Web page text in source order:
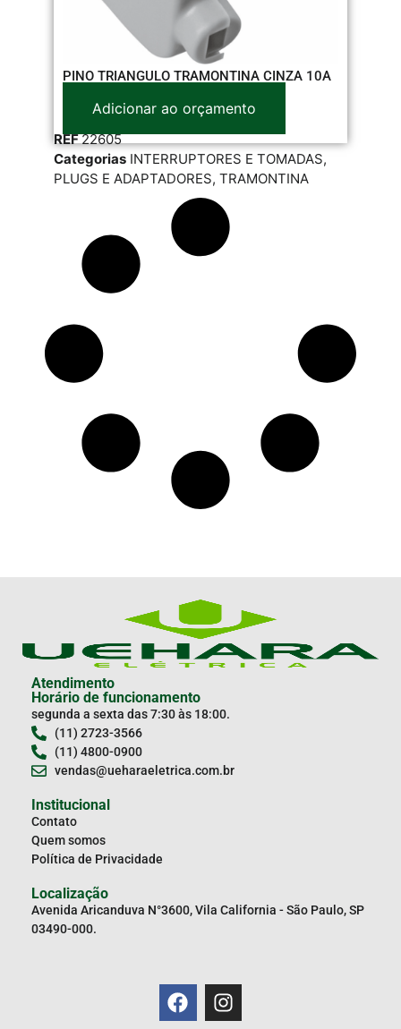
PINO TRIANGULO TRAMONTINA CINZA 10A
Adicionar ao orçamento
REF22605
Categorias INTERRUPTORES E TOMADAS,
PLUGS E ADAPTADORES, TRAMONTINA
Atendimento
Horário de funcionamento
segunda a sexta das 7:30 às 18:00.
(11) 2723-3566
(11) 4800-0900
vendas@ueharaeletrica.com.br
Institucional
Contato
Quem somos
Política de Privacidade
Localização
Avenida Aricanduva N°3600, Vila California - São Paulo, SP
03490-000.